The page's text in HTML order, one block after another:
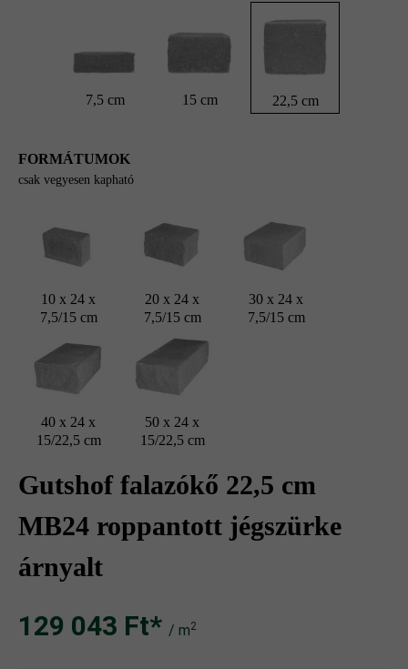
7,5 cm 15 cm 22,5 cm
FORMÁTUMOK
csak vegyesen kapható
10 x 24 x
7,5/15 cm
20 x 24 x
7,5/15 cm
30 x 24 x
7,5/15 cm
40 x 24 x
15/22,5 cm
50 x 24 x
15/22,5 cm
Gutshof falazókő 22,5 cm
MB24 roppantott jégszürke
árnyalt
129 043 Ft‎‎‎* / m2